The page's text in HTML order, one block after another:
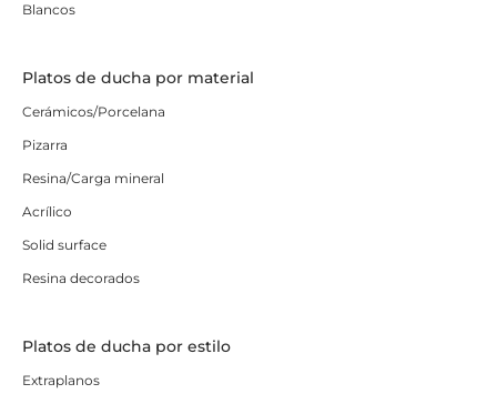
Blancos
Platos de ducha por material
Cerámicos/Porcelana
Pizarra
Resina/Carga mineral
Acrílico
Solid surface
Resina decorados
Platos de ducha por estilo
Extraplanos